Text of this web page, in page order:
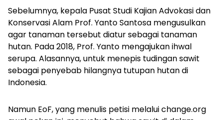
Sebelumnya, kepala Pusat Studi Kajian Advokasi dan
Konservasi Alam Prof. Yanto Santosa mengusulkan
agar tanaman tersebut diatur sebagai tanaman
hutan. Pada 2018, Prof. Yanto mengajukan ihwal
serupa. Alasannya, untuk menepis tudingan sawit
sebagai penyebab hilangnya tutupan hutan di
Indonesia.
Namun EoF, yang menulis petisi melalui change.org